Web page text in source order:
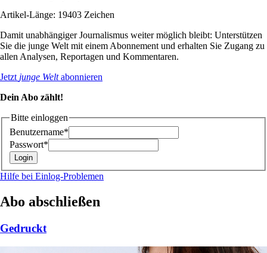
Artikel-Länge: 19403 Zeichen
Damit unabhängiger Journalismus weiter möglich bleibt: Unterstützen
Sie die junge Welt mit einem Abonnement und erhalten Sie Zugang zu
allen Analysen, Reportagen und Kommentaren.
Jetzt junge Weltabonnieren
Dein Abo zählt!
Bitte einloggen
Benutzername*
Passwort*
Hilfe bei Einlog-Problemen
Abo abschließen
Gedruckt